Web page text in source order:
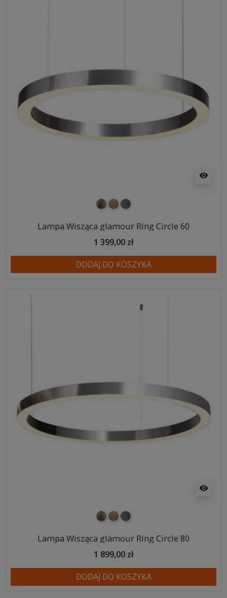
visibility
nikiel szczotkowany
mosiądz szczotkowany
tytan szczotkowany
Lampa Wisząca glamour Ring Circle 60
1 399,00 zł
DODAJ DO KOSZYKA
visibility
nikiel szczotkowany
mosiądz szczotkowany
tytan szczotkowany
Lampa Wisząca glamour Ring Circle 80
1 899,00 zł
DODAJ DO KOSZYKA